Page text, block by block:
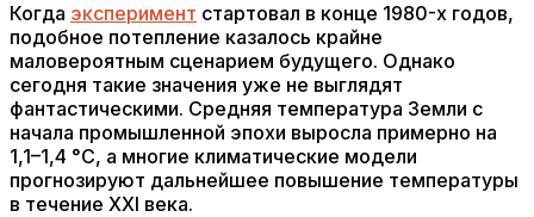
Когда эксперимент стартовал в конце 1980-х годов,
подобное потепление казалось крайне
маловероятным сценарием будущего. Однако
сегодня такие значения уже не выглядят
фантастическими. Средняя температура Земли с
начала промышленной эпохи выросла примерно на
1,1–1,4 °C, а многие климатические модели
прогнозируют дальнейшее повышение температуры
в течение XXI века.